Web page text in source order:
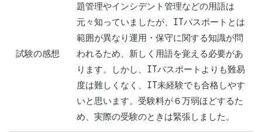
試験の感想
題管理やインシデント管理などの用語は
元々知っていましたが、ITパスポートとは
範囲が異なり運用・保守に関する知識が問
われるため、新しく用語を覚える必要があ
ります。しかし、ITパスポートよりも難易
度は難しくなく、IT未経験でも合格しやす
いと思います。受験料が６万弱ほどするた
め、実際の受験のときは緊張しました。